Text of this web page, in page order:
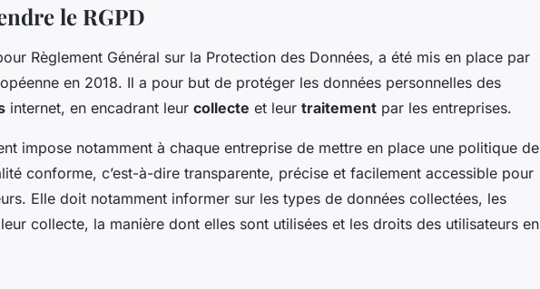
le RGPD
Règlement Général sur la Protection des Données, a été mis en place par
en 2018. Il a pour but de protéger les données personnelles des
internet, en encadrant leur collecte et leur traitement par les entreprises.
impose notamment à chaque entreprise de mettre en place une politique de
conforme, c’est-à-dire transparente, précise et facilement accessible pour
Elle doit notamment informer sur les types de données collectées, les
collecte, la manière dont elles sont utilisées et les droits des utilisateurs en